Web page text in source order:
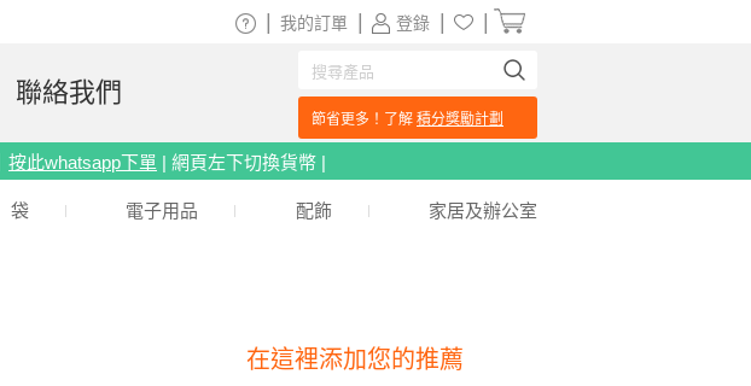
在這裡添加您的推薦
登錄
我的訂單
聯絡我們
節省更多！了解 積分獎勵計劃
按此whatsapp下單 | 網頁左下切換貨幣 |
袋 電子用品 配飾 家居及辦公室